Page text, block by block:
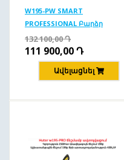
W195-PW SMART
PROFESSIONAL Բարձր
ճնշման ավտոլվացում
195բ/2500վտ
132 100,00Դ
111 900,00Դ
Ավելացնել